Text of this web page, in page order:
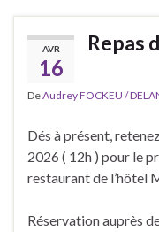
AVR
16
Repas
DeAudrey FOCKEU /
Dés à présent,
2026 ( 12h ) pour le
restaurant de l’hôtel
Réservation auprès